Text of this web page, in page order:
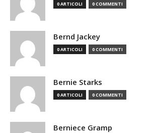
0 ARTICOLI 0 COMMENTI
Bernd Jackey
0 ARTICOLI 0 COMMENTI
Bernie Starks
0 ARTICOLI 0 COMMENTI
Berniece Gramp